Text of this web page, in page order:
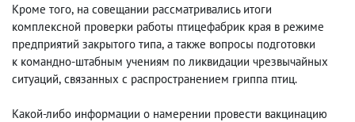
Кроме того, на совещании рассматривались итоги
комплексной проверки работы птицефабрик края в режиме
предприятий закрытого типа, а также вопросы подготовки
к командно-штабным учениям по ликвидации чрезвычайных
ситуаций, связанных с распространением гриппа птиц.
Какой-либо информации о намерении провести вакцинацию